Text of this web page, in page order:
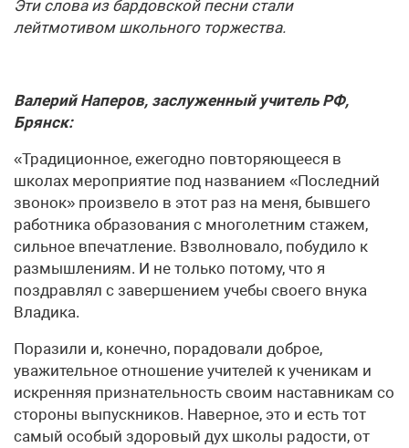
Эти слова из бардовской песни стали
лейтмотивом школьного торжества.
Валерий Наперов, заслуженный учитель РФ,
Брянск:
«Традиционное, ежегодно повторяющееся в
школах мероприятие под названием «Последний
звонок» произвело в этот раз на меня, бывшего
работника образования с многолетним стажем,
сильное впечатление. Взволновало, побудило к
размышлениям. И не только потому, что я
поздравлял с завершением учебы своего внука
Владика.
Поразили и, конечно, порадовали доброе,
уважительное отношение учителей к ученикам и
искренняя признательность своим наставникам со
стороны выпускников. Наверное, это и есть тот
самый особый здоровый дух школы радости, от